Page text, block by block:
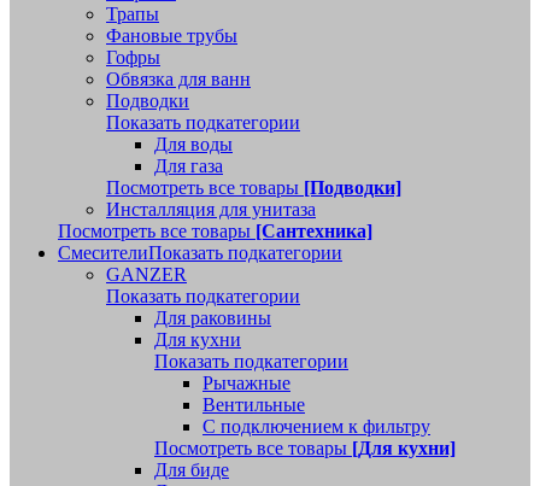
Трапы
Фановые трубы
Гофры
Обвязка для ванн
Подводки
Показать подкатегории
Для воды
Для газа
Посмотреть все товары [Подводки]
Инсталляция для унитаза
Посмотреть все товары [Сантехника]
СмесителиПоказать подкатегории
GANZER
Показать подкатегории
Для раковины
Для кухни
Показать подкатегории
Рычажные
Вентильные
С подключением к фильтру
Посмотреть все товары [Для кухни]
Для биде